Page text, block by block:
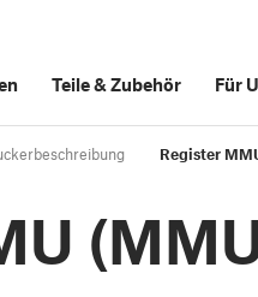
Teile&Zubehör Für
Register